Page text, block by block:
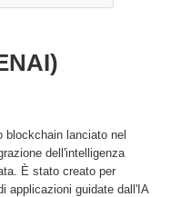
blockchain lanciato nel
dell'intelligenza
È stato creato per
applicazioni guidate dall'IA